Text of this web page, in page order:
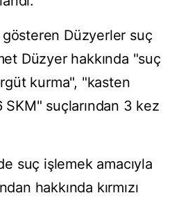
Düzyerler suç
Düzyer hakkında "suç
kurma", "kasten
suçlarından 3 kez
suç işlemek amacıyla
hakkında kırmızı